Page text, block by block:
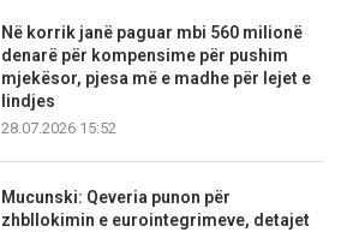
Në korrik janë paguar mbi 560 milionë
denarë për kompensime për pushim
mjekësor, pjesa më e madhe për lejet e
lindjes
28.07.2026 15:52
Mucunski: Qeveria punon për
zhbllokimin e eurointegrimeve, detajet